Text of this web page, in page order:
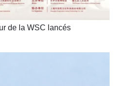
de la WSC lancés